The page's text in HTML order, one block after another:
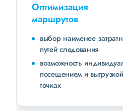
Оптимизация
маршрутов
выбор наименее
путей следования
возможность
посещением и
точках